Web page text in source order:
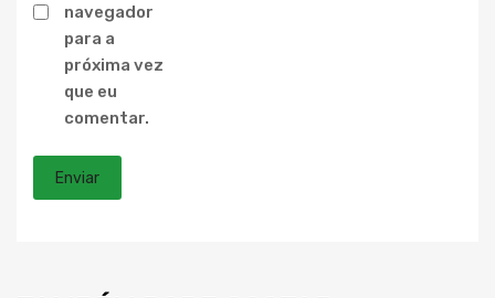
navegador
para a
próxima vez
que eu
comentar.